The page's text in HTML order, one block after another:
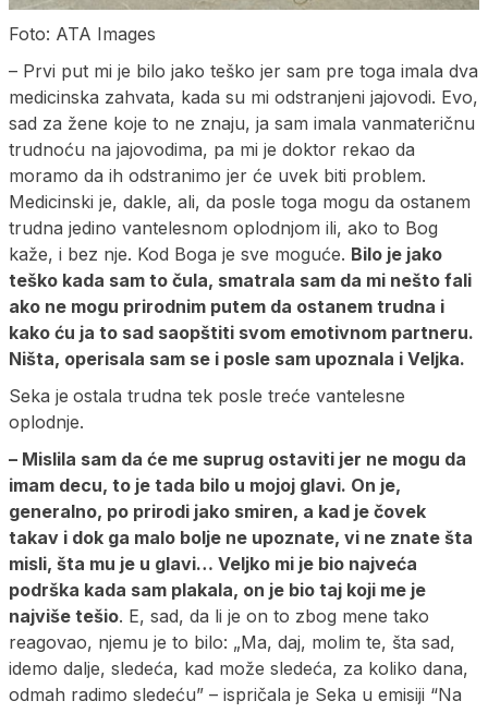
Foto: ATA Images
– Prvi put mi je bilo jako teško jer sam pre toga imala dva
medicinska zahvata, kada su mi odstranjeni jajovodi. Evo,
sad za žene koje to ne znaju, ja sam imala vanmateričnu
trudnoću na jajovodima, pa mi je doktor rekao da
moramo da ih odstranimo jer će uvek biti problem.
Medicinski je, dakle, ali, da posle toga mogu da ostanem
trudna jedino vantelesnom oplodnjom ili, ako to Bog
kaže, i bez nje. Kod Boga je sve moguće. Bilo je jako
teško kada sam to čula, smatrala sam da mi nešto fali
ako ne mogu prirodnim putem da ostanem trudna i
kako ću ja to sad saopštiti svom emotivnom partneru.
Ništa, operisala sam se i posle sam upoznala i Veljka.
Seka je ostala trudna tek posle treće vantelesne
oplodnje.
– Mislila sam da će me suprug ostaviti jer ne mogu da
imam decu, to je tada bilo u mojoj glavi. On je,
generalno, po prirodi jako smiren, a kad je čovek
takav i dok ga malo bolje ne upoznate, vi ne znate šta
misli, šta mu je u glavi… Veljko mi je bio najveća
podrška kada sam plakala, on je bio taj koji me je
najviše tešio. E, sad, da li je on to zbog mene tako
reagovao, njemu je to bilo: „Ma, daj, molim te, šta sad,
idemo dalje, sledeća, kad može sledeća, za koliko dana,
odmah radimo sledeću” – ispričala je Seka u emisiji “Na